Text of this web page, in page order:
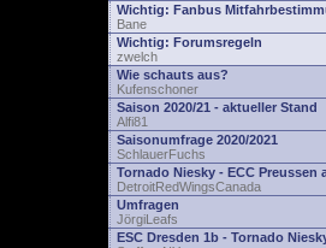
Wichtig: Fanbus
Bane
Wichtig: Forumsregeln
zwelch
Wie schauts aus?
Kufenschoner
Saison 2020/21 - aktueller Stand
Alfi81
Saisonumfrage 2020/2021
SchlauerFuchs
Tornado Niesky - ECC Preussen
DetroitRedWingsCanada
Umfragen
JörgiLeafs
ESC Dresden 1b - Tornado